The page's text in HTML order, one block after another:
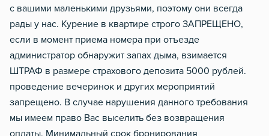
с вашими маленькими друзьями, поэтому они всегда
рады у нас. Курение в квартире строго ЗАПРЕЩЕНО,
если в момент приема номера при отъезде
администратор обнаружит запах дыма, взимается
ШТРАФ в размере страхового депозита 5000 рублей.
проведение вечеринок и других мероприятий
запрещено. В случае нарушения данного требования
мы имеем право Вас выселить без возвращения
оплаты. Минимальный срок бронирования